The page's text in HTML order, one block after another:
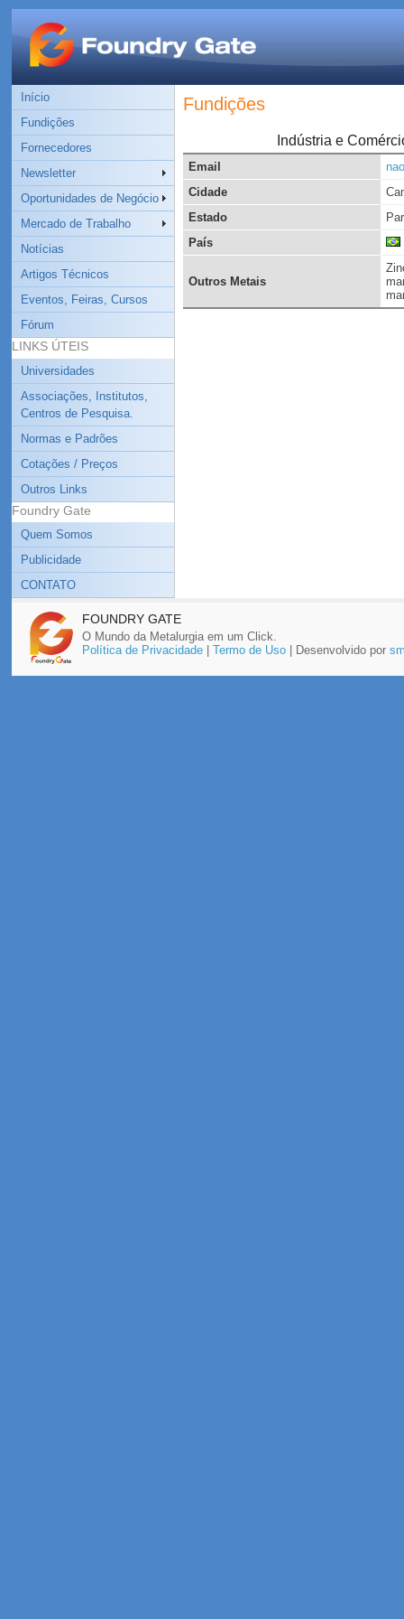
Início
Fundições
Fornecedores
Newsletter
Oportunidades de Negócio
Mercado de Trabalho
Notícias
Artigos Técnicos
Eventos, Feiras, Cursos
Fórum
LINKS ÚTEIS
Universidades
Associações, Institutos,
Centros de Pesquisa.
Normas e Padrões
Cotações / Preços
Outros Links
Foundry Gate
Quem Somos
Publicidade
CONTATO
Fundições
Indústria e
Email
Cidade
Estado
País
Outros Metais
FOUNDRY GATE
O Mundo da Metalurgia em um Click.
Política de Privacidade| Termo de Uso| Desenvolvido por